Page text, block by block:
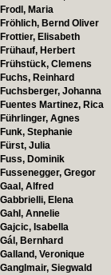
Frodl, Maria
Fröhlich, Bernd Oliver
Frottier, Elisabeth
Frühauf, Herbert
Frühstück, Clemens
Fuchs, Reinhard
Fuchsberger, Johanna
Fuentes Martinez, Rica
Führlinger, Agnes
Funk, Stephanie
Fürst, Julia
Fuss, Dominik
Fussenegger, Gregor
Gaal, Alfred
Gabbrielli, Elena
Gahl, Annelie
Gajcic, Isabella
Gál, Bernhard
Galland, Veronique
Ganglmair, Siegwald